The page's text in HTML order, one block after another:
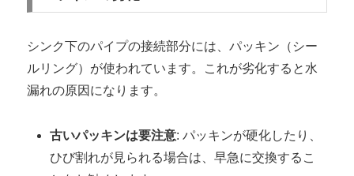
シンク下のパイプの接続部分には、パッキン（シー
ルリング）が使われています。これが劣化すると水
漏れの原因になります。
古いパッキンは要注意: パッキンが硬化したり、
ひび割れが見られる場合は、早急に交換するこ